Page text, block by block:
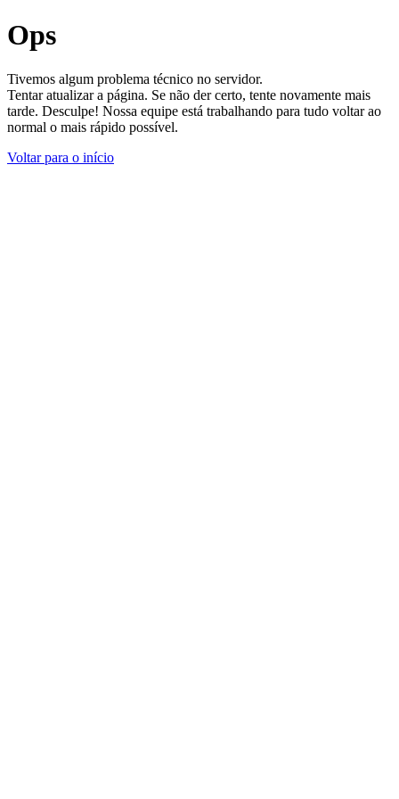
Ops
Tivemos algum problema técnico no servidor.
Tentar atualizar a página. Se não der certo, tente novamente mais
tarde. Desculpe! Nossa equipe está trabalhando para tudo voltar ao
normal o mais rápido possível.
Voltar para o início